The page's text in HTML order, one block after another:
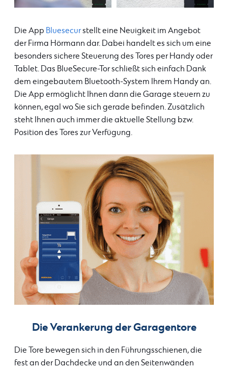
Die App Bluesecurstellt eine Neuigkeit im Angebot
der Firma Hörmann dar. Dabei handelt es sich um eine
besonders sichere Steuerung des Tores per Handy oder
Tablet. Das BlueSecure-Tor schließt sich einfach Dank
dem eingebautem Bluetooth-System Ihrem Handy an.
Die App ermöglicht Ihnen dann die Garage steuern zu
können, egal wo Sie sich gerade befinden. Zusätzlich
steht Ihnen auch immer die aktuelle Stellung bzw.
Position des Tores zur Verfügung.
Die Verankerung der Garagentore
Die Tore bewegen sich in den Führungsschienen, die
fest an der Dachdecke und an den Seitenwänden